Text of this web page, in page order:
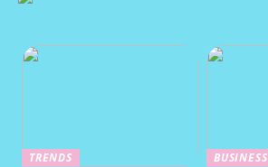
TRENDS
BUSINESS